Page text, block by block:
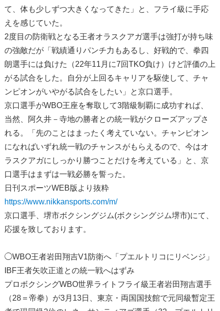
て、体も少しずつ大きくなってきた」と、フライ級に手応
えを感じていた。
2度目の防衛戦となる王者オラスクアガ選手は強打が持ち味
の強敵だが「戦績通りパンチ力もあるし、好戦的で、拳四
朗選手には負けた（22年11月に7回TKO負け）けど評価の上
がる試合をした。自分が上回るキャリアを駆使して、チャ
ンピオンがいやがる試合をしたい」と京口選手。
京口選手がWBO王座を奪取して3階級制覇に成功すれば、
当然、阿久井－寺地の勝者との統一戦がクローズアップさ
れる。「先のことはまったく考えていない。チャンピオン
になればいずれ統一戦のチャンスがもらえるので、今はオ
ラスクアガにしっかり勝つことだけを考えている」と、京
口選手はまずは一戦必勝を誓った。
日刊スポーツWEB版より抜粋
https://www.nikkansports.com/m/
京口選手、堺市ボクシングジム(ボクシングジム堺市)にて、
応援を致しております。
◯WBO王者岩田翔吉V1防衛へ「プエルトリコにリベンジ」
IBF王者矢吹正道との統一戦へはずみ
プロボクシングWBO世界ライトフライ級王者岩田翔吉選手
（28＝帝拳）が3月13日、東京・両国国技館で元同級暫定王